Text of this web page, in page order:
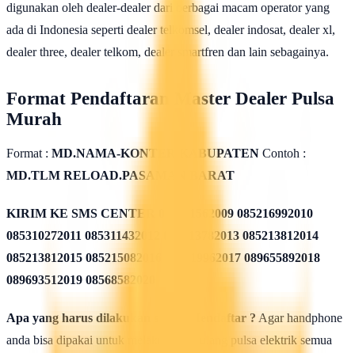
digunakan oleh dealer-dealer dari berbagai macam operator yang
ada di Indonesia seperti dealer telkomsel, dealer indosat, dealer xl,
dealer three, dealer telkom, dealer smartfren dan lain sebagainya.
Format Pendaftaran Master Dealer Pulsa
Murah
Format : MD.NAMA-KONTER.KABUPATEN Contoh :
MD.TLM RELOAD.PASAMAN BARAT
KIRIM KE SMS CENTER
085311562009 085216992010
085310272011 085311432012 085213782013 085213812014
085213812015 085215082016 085819962017 089655892018
089693512019 08568582020
Apa yang harus dilakukan seusai Mendaftar ? Agar handphone
anda bisa dipakai untuk melakukan isi ulang pulsa elektrik semua